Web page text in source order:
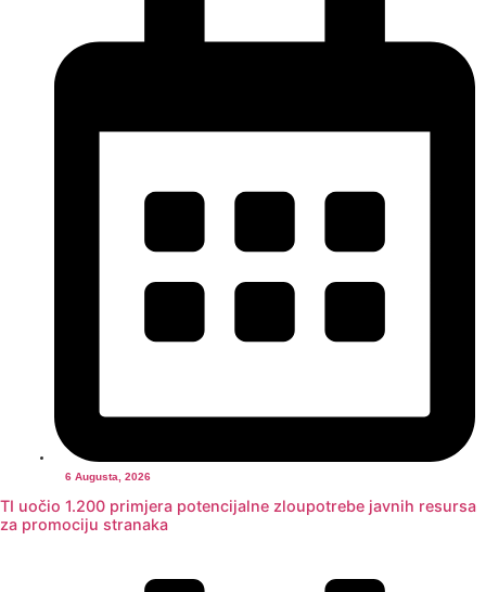
6 Augusta, 2026
TI uočio 1.200 primjera potencijalne zloupotrebe javnih resursa
za promociju stranaka